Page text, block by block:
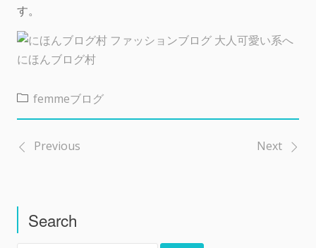
す。
にほんブログ村
femmeブログ
投
ナ
Previous Next
Search